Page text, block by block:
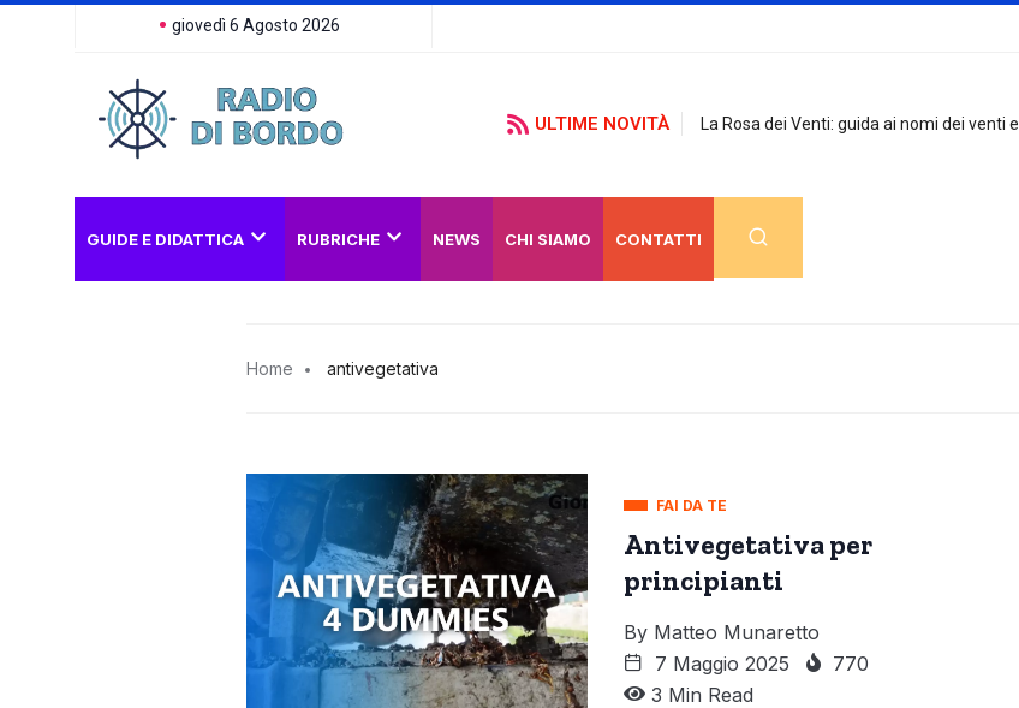
giovedì 6 Agosto 2026
ULTIME NOVITÀ La Rosa dei Venti: guida ai nomi dei venti e
GUIDE E DIDATTICA RUBRICHE NEWS CHI SIAMO CONTATTI
Home antivegetativa
FAI DA TE
Antivegetativa per
principianti
By Matteo Munaretto
7 Maggio 2025
770
3 Min Read